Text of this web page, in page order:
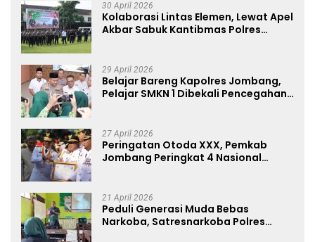
30 April 2026
Kolaborasi Lintas Elemen, Lewat Apel
Akbar Sabuk Kantibmas Polres
29 April 2026
Belajar Bareng Kapolres Jombang,
Pelajar SMKN 1 Dibekali Pencegahan
27 April 2026
Peringatan Otoda XXX, Pemkab
Jombang Peringkat 4 Nasional
21 April 2026
Peduli Generasi Muda Bebas
Narkoba, Satresnarkoba Polres